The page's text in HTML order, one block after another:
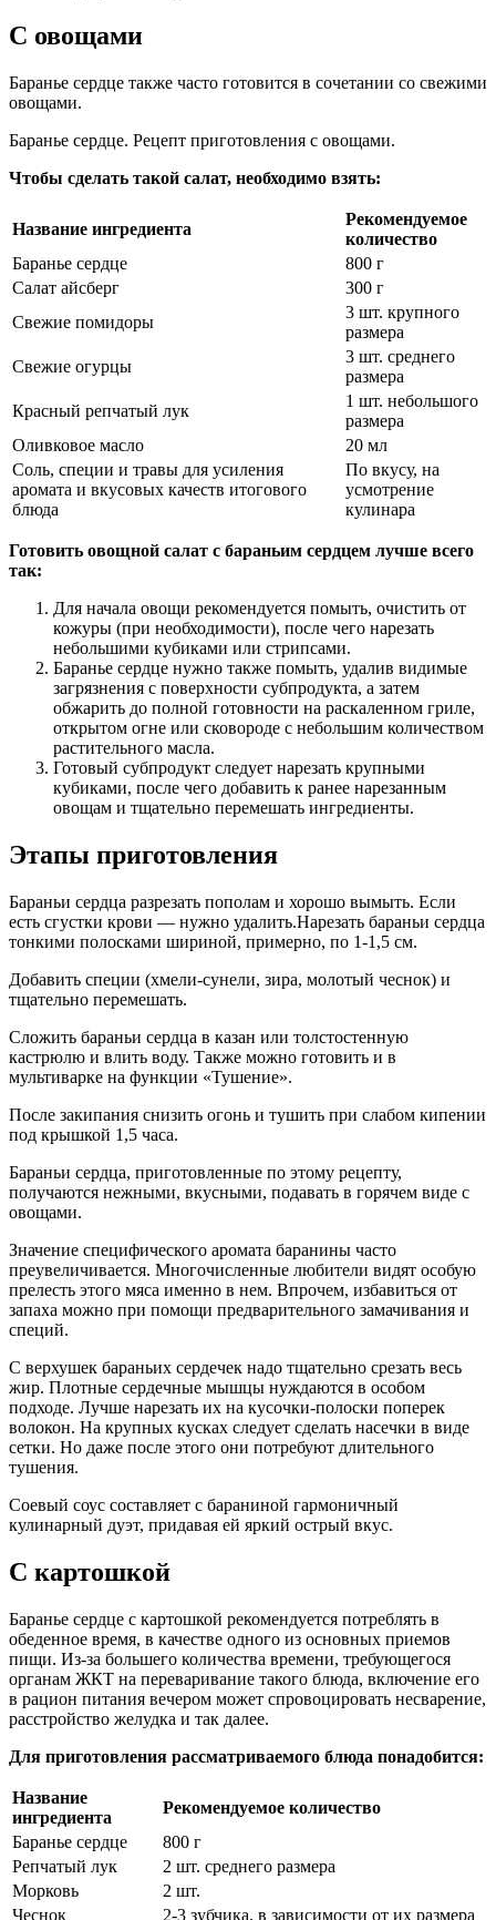
С овощами
Баранье сердце также часто готовится в сочетании со свежими
овощами.
Баранье сердце. Рецепт приготовления с овощами.
Чтобы сделать такой салат, необходимо взять:
Название ингредиента
Рекомендуемое
количество
Баранье сердце
800 г
Салат айсберг
300 г
Свежие помидоры
3 шт. крупного
размера
Свежие огурцы
3 шт. среднего
размера
Красный репчатый лук
1 шт. небольшого
размера
Оливковое масло
20 мл
Соль, специи и травы для усиления
аромата и вкусовых качеств итогового
блюда
По вкусу, на
усмотрение
кулинара
Готовить овощной салат с бараньим сердцем лучше всего
так:
Для начала овощи рекомендуется помыть, очистить от
кожуры (при необходимости), после чего нарезать
небольшими кубиками или стрипсами.
Баранье сердце нужно также помыть, удалив видимые
загрязнения с поверхности субпродукта, а затем
обжарить до полной готовности на раскаленном гриле,
открытом огне или сковороде с небольшим количеством
растительного масла.
Готовый субпродукт следует нарезать крупными
кубиками, после чего добавить к ранее нарезанным
овощам и тщательно перемешать ингредиенты.
Этапы приготовления
Бараньи сердца разрезать пополам и хорошо вымыть. Если
есть сгустки крови — нужно удалить.Нарезать бараньи сердца
тонкими полосками шириной, примерно, по 1-1,5 см.
Добавить специи (хмели-сунели, зира, молотый чеснок) и
тщательно перемешать.
Сложить бараньи сердца в казан или толстостенную
кастрюлю и влить воду. Также можно готовить и в
мультиварке на функции «Тушение».
После закипания снизить огонь и тушить при слабом кипении
под крышкой 1,5 часа.
Бараньи сердца, приготовленные по этому рецепту,
получаются нежными, вкусными, подавать в горячем виде с
овощами.
Значение специфического аромата баранины часто
преувеличивается. Многочисленные любители видят особую
прелесть этого мяса именно в нем. Впрочем, избавиться от
запаха можно при помощи предварительного замачивания и
специй.
С верхушек бараньих сердечек надо тщательно срезать весь
жир. Плотные сердечные мышцы нуждаются в особом
подходе. Лучше нарезать их на кусочки-полоски поперек
волокон. На крупных кусках следует сделать насечки в виде
сетки. Но даже после этого они потребуют длительного
тушения.
Соевый соус составляет с бараниной гармоничный
кулинарный дуэт, придавая ей яркий острый вкус.
С картошкой
Баранье сердце с картошкой рекомендуется потреблять в
обеденное время, в качестве одного из основных приемов
пищи. Из-за большего количества времени, требующегося
органам ЖКТ на переваривание такого блюда, включение его
в рацион питания вечером может спровоцировать несварение,
расстройство желудка и так далее.
Для приготовления рассматриваемого блюда понадобится:
Название
ингредиента
Рекомендуемое количество
Баранье сердце
800 г
Репчатый лук
2 шт. среднего размера
Морковь
2 шт.
Чеснок
2-3 зубчика, в зависимости от их размера